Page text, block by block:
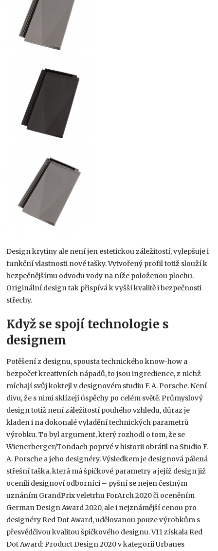
Design krytiny ale není jen estetickou záležitostí, vylepšuje i
funkční vlastnosti nové tašky. Vytvořený profil totiž slouží k
bezpečnějšímu odvodu vody na níže položenou plochu.
Originální design tak přispívá k vyšší kvalitě i bezpečnosti
střechy.
Když se spojí technologie s
designem
Potěšení z designu, spousta technického know-how a
bezpočet kreativních nápadů, to jsou ingredience, z nichž
míchají svůj koktejl v designovém studiu F. A. Porsche. Není
divu, že s nimi sklízejí úspěchy po celém světě. Průmyslový
design totiž není záležitostí pouhého vzhledu, důraz je
kladen i na dokonalé vyladění technických parametrů
výrobku. To byl argument, který rozhodl o tom, že se
Wienerberger/Tondach poprvé v historii obrátil na Studio F.
A. Porsche a jeho designéry. Výsledkem je designová pálená
střešní taška, která má špičkové parametry a jejíž design již
ocenili designoví odborníci – pyšní se nejen čestným
uznáním GrandPrix veletrhu ForArch 2020 či oceněním
German Design Award 2020, ale i nejznámější cenou pro
designéry Red Dot Award, udělovanou pouze výrobkům s
přesvědčivou kvalitou špičkového designu. V11 získala Red
Dot Award: Product Design 2020 v kategorii Urbanes